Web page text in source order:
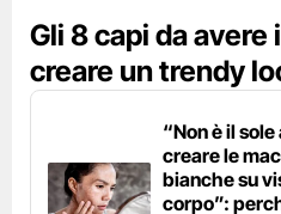
Gli 8 capi da avere
creare un trendy
“Non è il sole
creare le
bianche su
corpo”: